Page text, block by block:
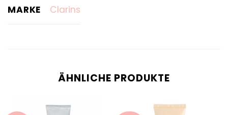
MARKE Clarins
ÄHNLICHE PRODUKTE